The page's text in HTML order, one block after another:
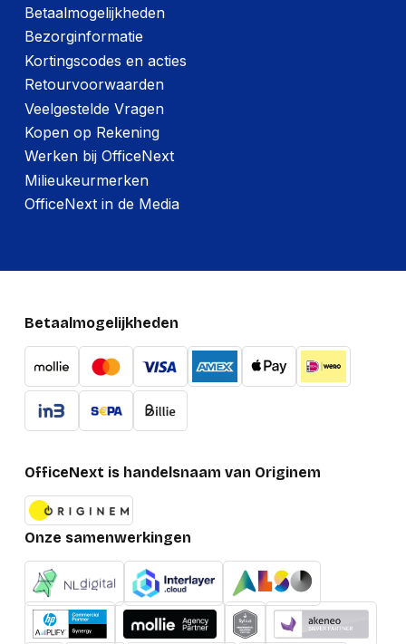
Betaalmogelijkheden
Bezorginformatie
Kortingscodes en acties
Retourvoorwaarden
Veelgestelde Vragen
Kopen op Rekening
Werken bij OfficeNext
Milieukeurmerken
OfficeNext in de Media
Betaalmogelijkheden
OfficeNext is handelsnaam van Originem
Onze samenwerkingen